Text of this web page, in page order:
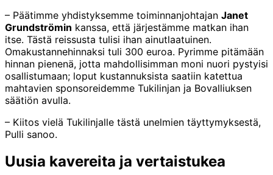
– Päätimme yhdistyksemme toiminnanjohtajan Janet
Grundströmin kanssa, että järjestämme matkan ihan
itse. Tästä reissusta tulisi ihan ainutlaatuinen.
Omakustannehinnaksi tuli 300 euroa. Pyrimme pitämään
hinnan pienenä, jotta mahdollisimman moni nuori pystyisi
osallistumaan; loput kustannuksista saatiin katettua
mahtavien sponsoreidemme Tukilinjan ja Bovalliuksen
säätiön avulla.
– Kiitos vielä Tukilinjalle tästä unelmien täyttymyksestä,
Pulli sanoo.
Uusia kavereita ja vertaistukea